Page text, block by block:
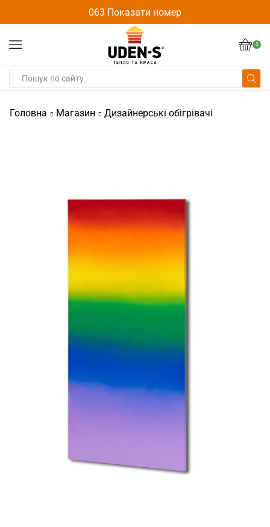
063 Показати номер
0
Головна Магазин Дизайнерські обігрівачі